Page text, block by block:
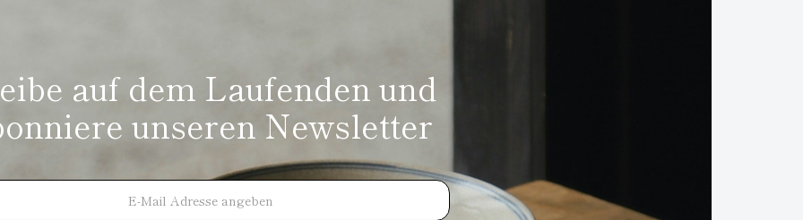
auf dem Laufenden und
unseren Newsletter